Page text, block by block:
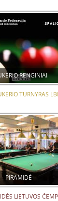
RENGINIAI
TURNYRAS
PIRAMIDĖ
LIETUVOS